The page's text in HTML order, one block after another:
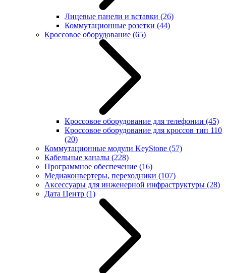
Лицевые панели и вставки (26)
Коммутационные розетки (44)
Кроссовое оборудование (65)
Кроссовое оборудование для телефонии (45)
Кроссовое оборудование для кроссов тип 110
(20)
Коммутационные модули KeyStone (57)
Кабельные каналы (228)
Программное обеспечение (16)
Медиаконвертеры, переходники (107)
Аксессуары для инженерной инфраструктуры (28)
Дата Центр (1)